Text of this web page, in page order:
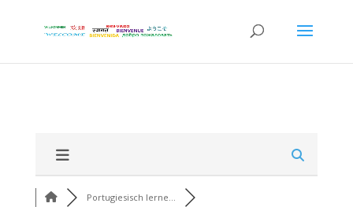
Portugiesisch lerne...